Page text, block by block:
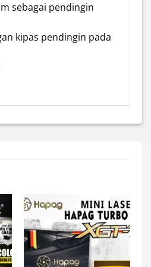
sebagai pendingin
kipas pendingin pada